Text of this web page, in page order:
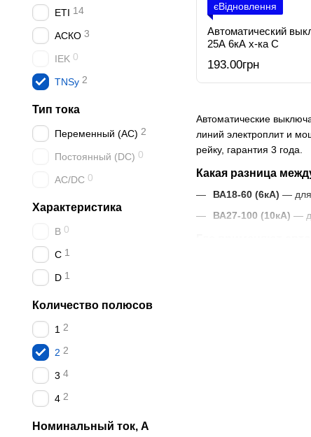
Автоматические
линий электроплит и
рейку, гарантия 3 года.
Какая разница
ВА18-60 (6кА) — для
ВА27-100 (10кА) —
єВідновлення
Автоматический
25А 6кА х-ка C
193.00грн
ETI 14
АСКО 3
IEK 0
TNSy 2
Тип тока
Переменный (AC) 2
Постоянный (DC) 0
AC/DC 0
Характеристика
B 0
C 1
D 1
Количество полюсов
1 2
2 2
3 4
4 2
Номинальный ток, А